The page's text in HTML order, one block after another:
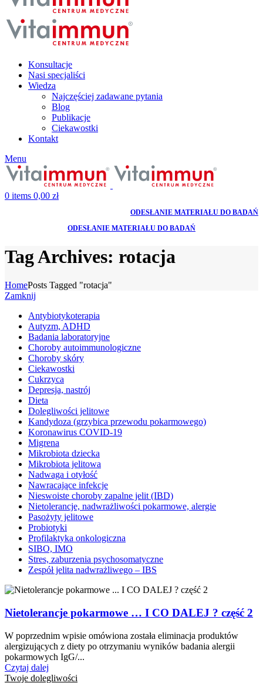
Konsultacje
Nasi specjaliści
Wiedza
Najczęściej zadawane pytania
Blog
Publikacje
Ciekawostki
Kontakt
Menu
0 items 0,00 zł
ODESŁANIE MATERIAŁU DO BADAŃ
ODESŁANIE MATERIAŁU DO BADAŃ
Tag Archives: rotacja
HomePosts Tagged "rotacja"
Zamknij
Antybiotykoterapia
Autyzm, ADHD
Badania laboratoryjne
Choroby autoimmunologiczne
Choroby skóry
Ciekawostki
Cukrzyca
Depresja, nastrój
Dieta
Dolegliwości jelitowe
Kandydoza (grzybica przewodu pokarmowego)
Koronawirus COVID-19
Migrena
Mikrobiota dziecka
Mikrobiota jelitowa
Nadwaga i otyłość
Nawracające infekcje
Nieswoiste choroby zapalne jelit (IBD)
Nietolerancje, nadwrażliwości pokarmowe, alergie
Pasożyty jelitowe
Probiotyki
Profilaktyka onkologiczna
SIBO, IMO
Stres, zaburzenia psychosomatyczne
Zespół jelita nadwrażliwego – IBS
Nietolerancje pokarmowe … I CO DALEJ ? część 2
W poprzednim wpisie omówiona została eliminacja produktów
alergizujących z diety po otrzymaniu wyników badania alergii
pokarmowych IgG/...
Czytaj dalej
Twoje dolegliwości